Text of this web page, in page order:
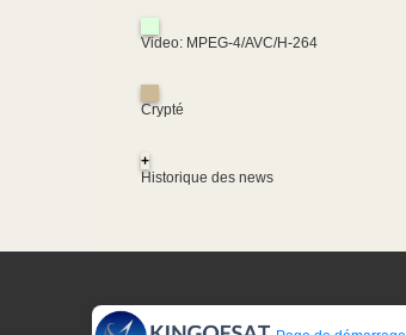
Video: MPEG-4/AVC/H-264
Crypté
+
Historique des news